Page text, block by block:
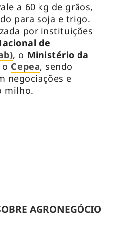
AGRONEGÓCIO
a 60 kg de grãos,
para soja e trigo.
por instituições
de
, o Ministério da
o Cepea, sendo
negociações e
milho.